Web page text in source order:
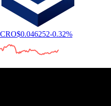
CRO$0.046252-0.32%